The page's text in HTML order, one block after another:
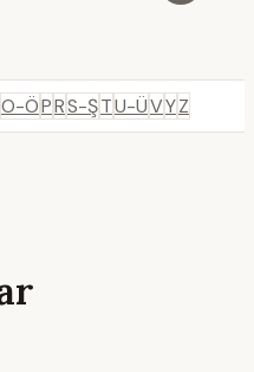
O-ÖPRS-ŞTU-ÜVYZ